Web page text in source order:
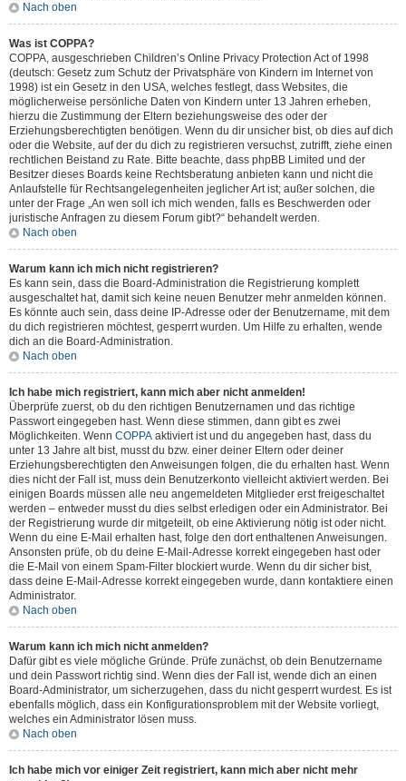
Nach oben
Was ist COPPA?
COPPA, ausgeschrieben Children’s Online Privacy Protection Act of 1998
(deutsch: Gesetz zum Schutz der Privatsphäre von Kindern im Internet von
1998) ist ein Gesetz in den USA, welches festlegt, dass Websites, die
möglicherweise persönliche Daten von Kindern unter 13 Jahren erheben,
hierzu die Zustimmung der Eltern beziehungsweise des oder der
Erziehungsberechtigten benötigen. Wenn du dir unsicher bist, ob dies auf dich
oder die Website, auf der du dich zu registrieren versuchst, zutrifft, ziehe einen
rechtlichen Beistand zu Rate. Bitte beachte, dass phpBB Limited und der
Besitzer dieses Boards keine Rechtsberatung anbieten kann und nicht die
Anlaufstelle für Rechtsangelegenheiten jeglicher Art ist; außer solchen, die
unter der Frage „An wen soll ich mich wenden, falls es Beschwerden oder
juristische Anfragen zu diesem Forum gibt?“ behandelt werden.
Nach oben
Warum kann ich mich nicht registrieren?
Es kann sein, dass die Board-Administration die Registrierung komplett
ausgeschaltet hat, damit sich keine neuen Benutzer mehr anmelden können.
Es könnte auch sein, dass deine IP-Adresse oder der Benutzername, mit dem
du dich registrieren möchtest, gesperrt wurden. Um Hilfe zu erhalten, wende
dich an die Board-Administration.
Nach oben
Ich habe mich registriert, kann mich aber nicht anmelden!
Überprüfe zuerst, ob du den richtigen Benutzernamen und das richtige
Passwort eingegeben hast. Wenn diese stimmen, dann gibt es zwei
Möglichkeiten. Wenn COPPA aktiviert ist und du angegeben hast, dass du
unter 13 Jahre alt bist, musst du bzw. einer deiner Eltern oder deiner
Erziehungsberechtigten den Anweisungen folgen, die du erhalten hast. Wenn
dies nicht der Fall ist, muss dein Benutzerkonto vielleicht aktiviert werden. Bei
einigen Boards müssen alle neu angemeldeten Mitglieder erst freigeschaltet
werden – entweder musst du dies selbst erledigen oder ein Administrator. Bei
der Registrierung wurde dir mitgeteilt, ob eine Aktivierung nötig ist oder nicht.
Wenn du eine E-Mail erhalten hast, folge den dort enthaltenen Anweisungen.
Ansonsten prüfe, ob du deine E-Mail-Adresse korrekt eingegeben hast oder
die E-Mail von einem Spam-Filter blockiert wurde. Wenn du dir sicher bist,
dass deine E-Mail-Adresse korrekt eingegeben wurde, dann kontaktiere einen
Administrator.
Nach oben
Warum kann ich mich nicht anmelden?
Dafür gibt es viele mögliche Gründe. Prüfe zunächst, ob dein Benutzername
und dein Passwort richtig sind. Wenn dies der Fall ist, wende dich an einen
Board-Administrator, um sicherzugehen, dass du nicht gesperrt wurdest. Es ist
ebenfalls möglich, dass ein Konfigurationsproblem mit der Website vorliegt,
welches ein Administrator lösen muss.
Nach oben
Ich habe mich vor einiger Zeit registriert, kann mich aber nicht mehr